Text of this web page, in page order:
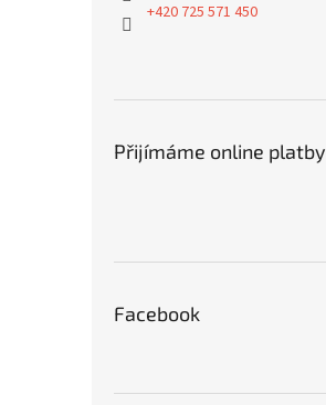
+420 725 571 450
Přijímáme online platby
Facebook